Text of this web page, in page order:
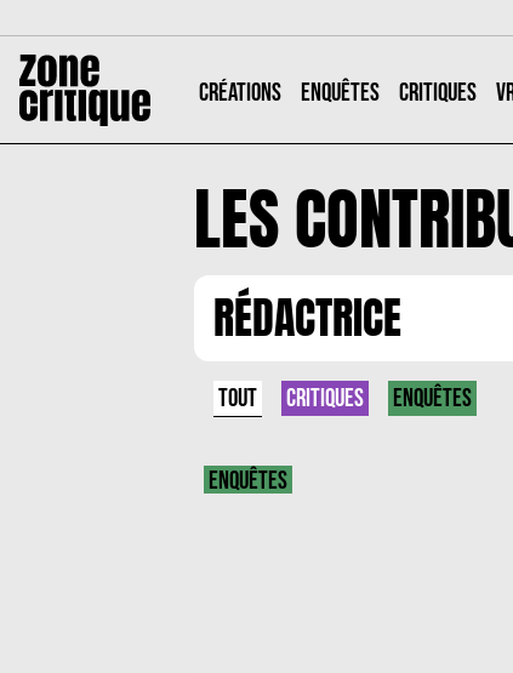
CRÉATIONS ENQUÊTES CRITIQUES
LES
RÉDACTRICE
TOUT CRITIQUES ENQUÊTES
ENQUÊTES